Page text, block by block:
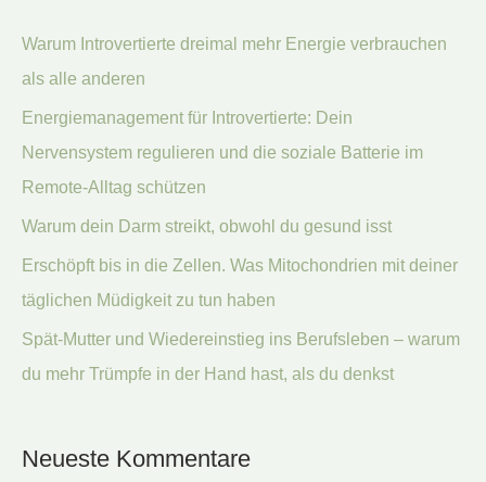
n
n
a
c
h
:
Warum Introvertierte dreimal mehr Energie verbrauchen
als alle anderen
Energiemanagement für Introvertierte: Dein
Nervensystem regulieren und die soziale Batterie im
Remote-Alltag schützen
Warum dein Darm streikt, obwohl du gesund isst
Erschöpft bis in die Zellen. Was Mitochondrien mit deiner
täglichen Müdigkeit zu tun haben
Spät-Mutter und Wiedereinstieg ins Berufsleben – warum
du mehr Trümpfe in der Hand hast, als du denkst
Neueste Kommentare